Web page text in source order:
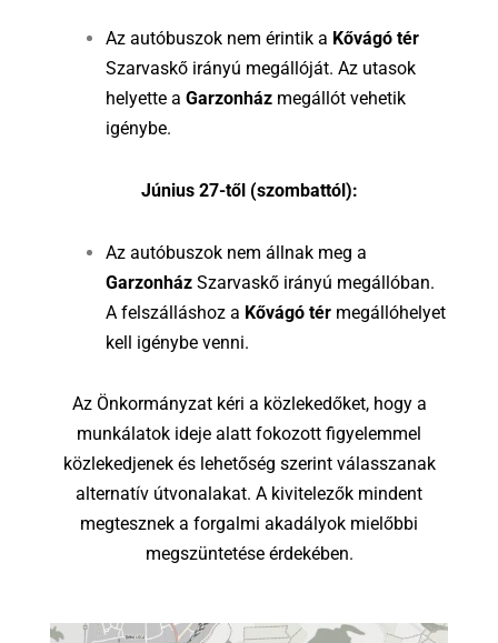
Az autóbuszok nem érintik a Kővágó tér
Szarvaskő irányú megállóját. Az utasok
helyette a Garzonházmegállót vehetik
igénybe.
Június 27-től (szombattól):
Az autóbuszok nem állnak meg a
GarzonházSzarvaskő irányú megállóban.
A felszálláshoz a Kővágó térmegállóhelyet
kell igénybe venni.
Az Önkormányzat kéri a közlekedőket, hogy a
munkálatok ideje alatt fokozott figyelemmel
közlekedjenek és lehetőség szerint válasszanak
alternatív útvonalakat. A kivitelezők mindent
megtesznek a forgalmi akadályok mielőbbi
megszüntetése érdekében.